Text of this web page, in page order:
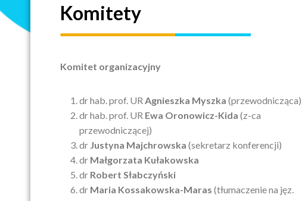
Komitety
Komitet organizacyjny
dr hab. prof. UR Agnieszka Myszka (przewodnicząca)
dr hab. prof. UR Ewa Oronowicz-Kida (z-ca
przewodniczącej)
dr Justyna Majchrowska (sekretarz konferencji)
dr Małgorzata Kułakowska
dr Robert Słabczyński
dr Maria Kossakowska-Maras (tłumaczenie na jęz.